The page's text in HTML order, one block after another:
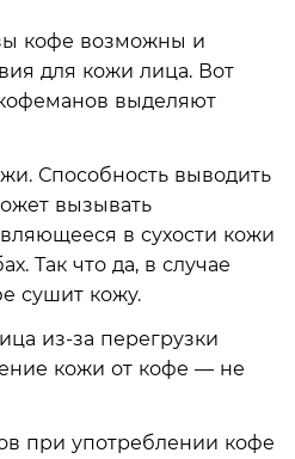
кофе возможны и
для кожи лица. Вот
выделяют
Способность выводить
вызывать
в сухости кожи
Так что да, в случае
сушит кожу.
из-за перегрузки
кожи от кофе — не
при употреблении кофе